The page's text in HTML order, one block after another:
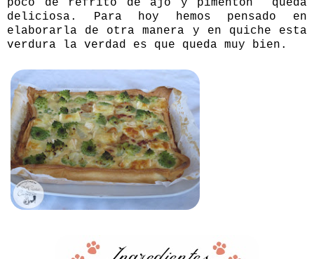
poco de refrito de ajo y pimentón queda
deliciosa. Para hoy hemos pensado en
elaborarla de otra manera y en quiche esta
verdura la verdad es que queda muy bien.